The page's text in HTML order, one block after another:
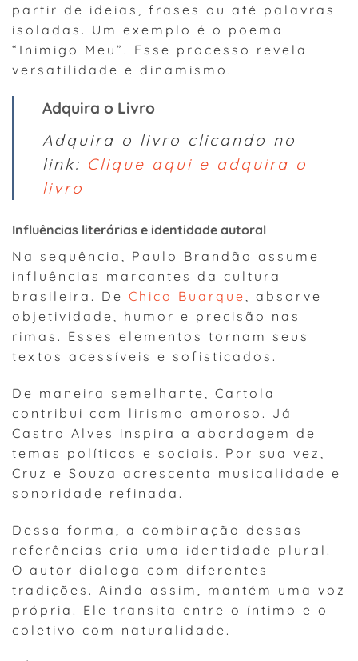
partir de ideias, frases ou até palavras
isoladas. Um exemplo é o poema
“Inimigo Meu”. Esse processo revela
versatilidade e dinamismo.
Adquira o Livro
Adquira o livro clicando no
link: Clique aqui e adquira o
livro
Influências literárias e identidade autoral
Na sequência, Paulo Brandão assume
influências marcantes da cultura
brasileira. De Chico Buarque
, absorve
objetividade, humor e precisão nas
rimas. Esses elementos tornam seus
textos acessíveis e sofisticados.
De maneira semelhante, Cartola
contribui com lirismo amoroso. Já
Castro Alves inspira a abordagem de
temas políticos e sociais. Por sua vez,
Cruz e Souza acrescenta musicalidade e
sonoridade refinada.
Dessa forma, a combinação dessas
referências cria uma identidade plural.
O autor dialoga com diferentes
tradições. Ainda assim, mantém uma voz
própria. Ele transita entre o íntimo e o
coletivo com naturalidade.